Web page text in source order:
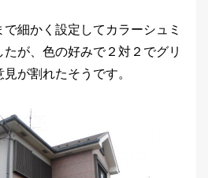
細かく設定してカラーシュミ
が、色の好みで２対２でグリ
が割れたそうです。